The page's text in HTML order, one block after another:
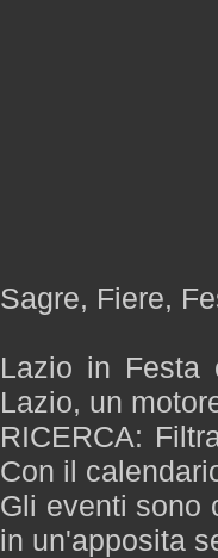
Sagre, Fiere,
Lazio in Festa
Lazio, un
RICERCA:
Con il
Gli eventi sono
in un'apposita